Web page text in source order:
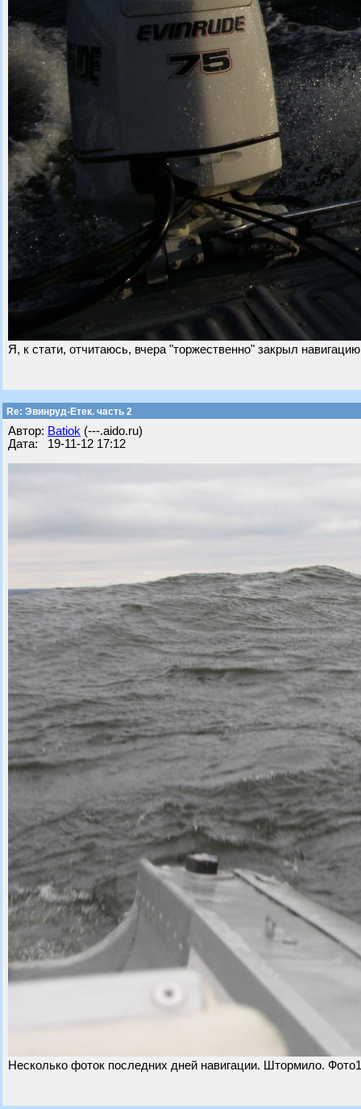
Я, к стати, отчитаюсь, вчера "торжественно" закрыл
Re: Эвинруд-Етек. часть 2
Автор: Batiok (---.aido.ru)
Дата: 19-11-12 17:12
Несколько фоток последних дней навигации. Штормило. Фото1